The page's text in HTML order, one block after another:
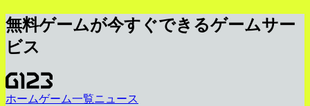
無料ゲームが今すぐできるゲームサー
ビス
ホームゲーム一覧ニュース